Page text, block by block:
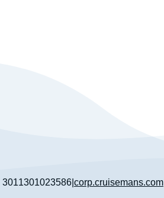
3011301023586 corp.cruisemans.com